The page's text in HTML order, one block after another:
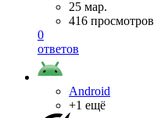
25 мар.
416 просмотров
0
ответов
Android
+1 ещё